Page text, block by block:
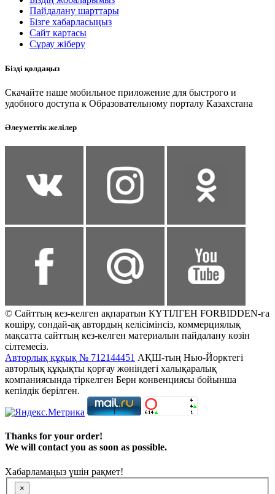
Пайдалану шарттары
Бізге хабарласыңыз
Сайт картасы
Сұрау жіберу
Бізді қолдаңыз
Скачайте наше мобильное приложение для быстрого и
удобного доступа к Образовательному порталу Казахстана
Әлеуметтік желілер
© Сайттың кез-келген ақпаратын КҮТІЛГЕН FORBIDDEN-ға
көшіру, сондай-ақ автордың келісімінсіз, коммерциялық
мақсатта сайттың кез-келген материалын пайдалану көзін
сілтемесіз.
Авторлық құқық № 712144451 АҚШ-тың Нью-Йорктегі
авторлық құқықты қорғау жөніндегі халықаралық
компаниясында тіркелген Берн конвенциясы бойынша
кепілдік берілген.
Thanks for your order!
We will contact you as soon as possible.
Хабарламаңыз үшін рақмет!
×